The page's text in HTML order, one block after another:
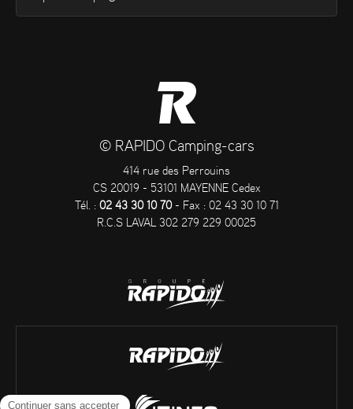
© RAPIDO Camping-cars
414 rue des Perrouins
CS 20019 - 53101 MAYENNE Cedex
Tél. : 02 43 30 10 70- Fax : 02 43 30 10 71
R.C.S LAVAL 302 279 229 00025